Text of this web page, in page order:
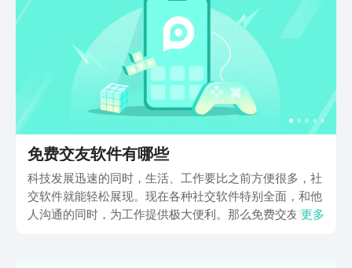
免费交友软件有哪些
科技发展迅速的同时，生活、工作要比之前方便很多，社
交软件就能轻松展现。现在各种社交软件特别全面，和他
人沟通的同时，为工作提供极大便利。那么免费交友软件
更多